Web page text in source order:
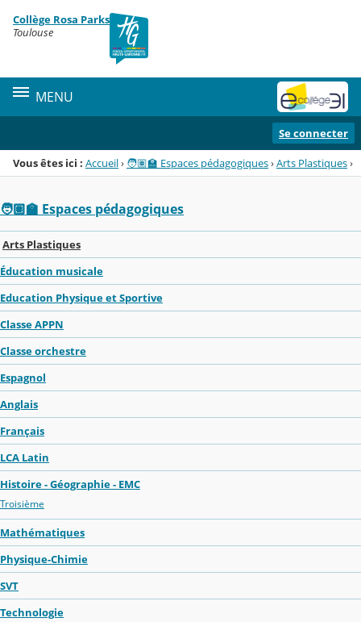
Menu de la rubrique
Contenu
Collège Rosa Parks
Toulouse
MENU
Se connecter
Vous êtes ici : Accueil› 🧑🏽‍🏫 Espaces pédagogiques›Arts Plastiques›
🧑🏽‍🏫 Espaces pédagogiques
Arts Plastiques
Éducation musicale
Education Physique et Sportive
Classe APPN
Classe orchestre
Espagnol
Anglais
Français
LCA Latin
Histoire - Géographie - EMC
Troisième
Mathématiques
Physique-Chimie
SVT
Technologie